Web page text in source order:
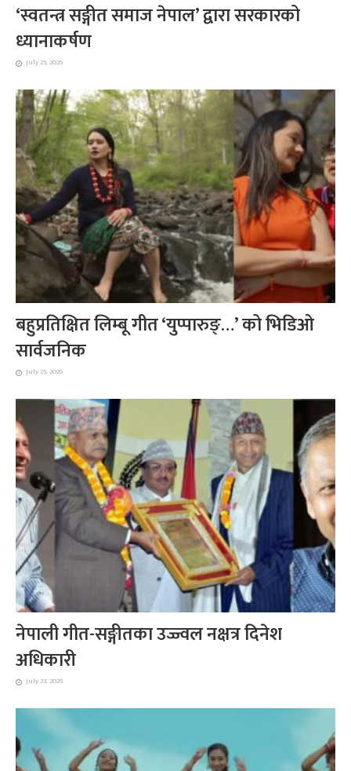
‘स्वतन्त्र सङ्गीत समाज नेपाल’ द्वारा सरकारको
ध्यानाकर्षण
July 25, 2026
बहुप्रतिक्षित लिम्बू गीत ‘युप्पारुङ्…’ को भिडिओ
सार्वजनिक
July 25, 2026
नेपाली गीत-सङ्गीतका उज्ज्वल नक्षत्र दिनेश
अधिकारी
July 23, 2026